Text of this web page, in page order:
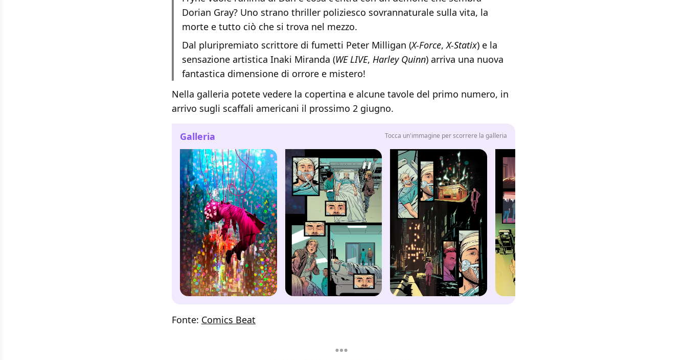
Dorian Gray? Uno strano thriller poliziesco sovrannaturale sulla vita, la
morte e tutto ciò che si trova nel mezzo.
Dal pluripremiato scrittore di fumetti Peter Milligan (X-Force,X-Statix) e la
sensazione artistica Inaki Miranda (WE LIVE, Harley Quinn) arriva una nuova
fantastica dimensione di orrore e mistero!
Nella galleria potete vedere la copertina e alcune tavole del primo numero, in
arrivo sugli scaffali americani il prossimo 2 giugno.
Galleria Tocca un'immagine per scorrere la galleria
Fonte: Comics Beat